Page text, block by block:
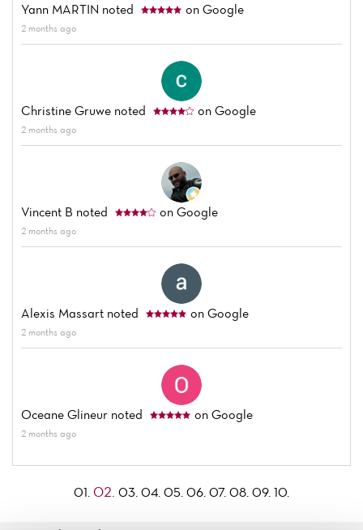
Yann MARTIN noted on Google
2 months ago
Christine Gruwe noted on Google
2 months ago
Vincent B noted on Google
2 months ago
Alexis Massart noted on Google
2 months ago
Oceane Glineur noted on Google
2 months ago
01. 02. 03. 04. 05. 06. 07. 08. 09. 10.